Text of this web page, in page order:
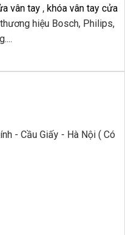
vân tay, khóa vân tay cửa
hiệu Bosch, Philips,
- Cầu Giấy - Hà Nội ( Có